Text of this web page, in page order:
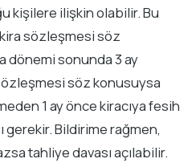
kişilere ilişkin olabilir. Bu
sözleşmesi söz
dönemi sonunda 3 ay
söz konusuysa
1 ay önce kiracıya fesih
Bildirime rağmen,
tahliye davası açılabilir.